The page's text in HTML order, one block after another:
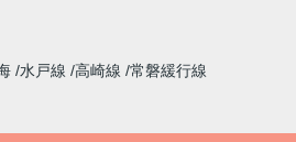
水戸線 高崎線 常磐緩行線